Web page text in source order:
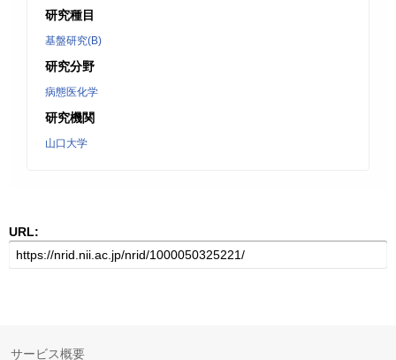
研究種目
基盤研究(B)
研究分野
病態医化学
研究機関
山口大学
URL:
サービス概要